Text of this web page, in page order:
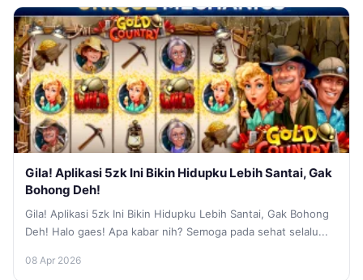
Gila! Aplikasi 5zk Ini Bikin Hidupku Lebih Santai, Gak
Bohong Deh!
Gila! Aplikasi 5zk Ini Bikin Hidupku Lebih Santai, Gak Bohong
Deh! Halo gaes! Apa kabar nih? Semoga pada sehat selalu...
08 Apr 2026